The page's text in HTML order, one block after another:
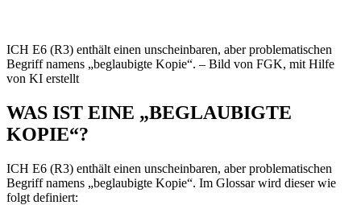
ICH E6 (R3) enthält einen unscheinbaren, aber problematischen
Begriff namens „beglaubigte Kopie“. – Bild von FGK, mit Hilfe
von KI erstellt
WAS IST EINE „BEGLAUBIGTE
KOPIE“?
ICH E6 (R3) enthält einen unscheinbaren, aber problematischen
Begriff namens „beglaubigte Kopie“. Im Glossar wird dieser wie
folgt definiert: